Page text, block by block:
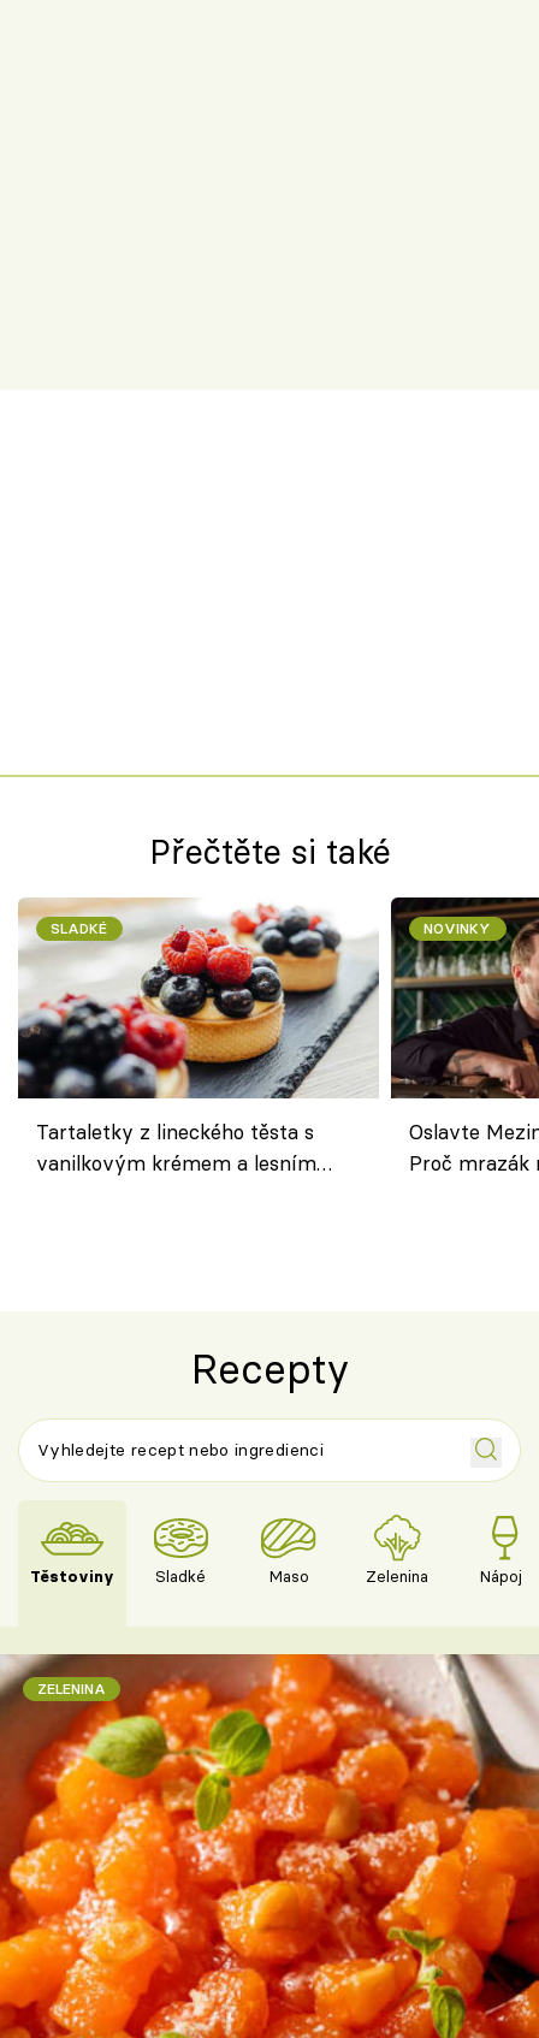
Přečtěte si také
SLADKÉ
Tartaletky z lineckého těsta s
vanilkovým krémem a lesním
NOVINKY
Oslavte
Proč
Recepty
Těstoviny Sladké Maso Zelenina Nápoje
ZELENINA